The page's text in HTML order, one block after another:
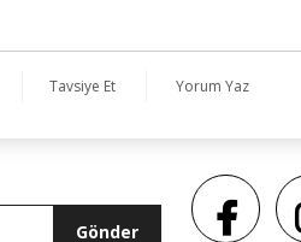
Tavsiye Et Yorum Yaz
Gönder